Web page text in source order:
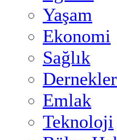
Yaşam
Ekonomi
Sağlık
Dernekler
Emlak
Teknoloji